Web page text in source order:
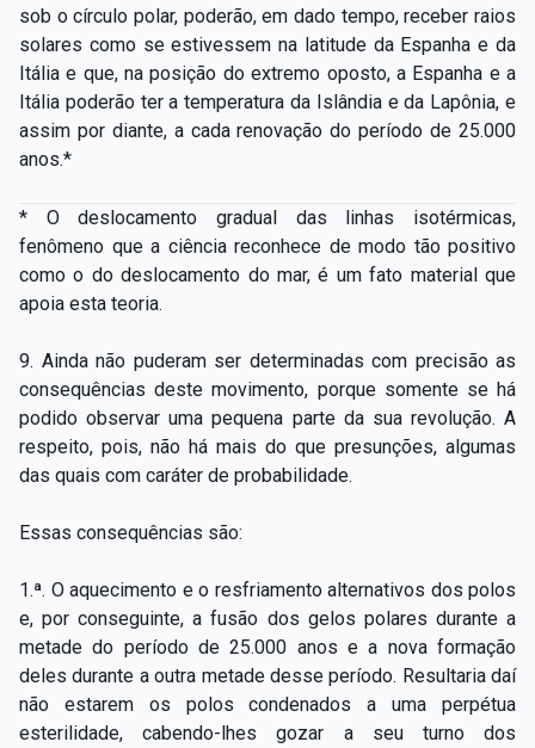
sob o círculo polar, poderão, em dado tempo, receber raios
solares como se estivessem na latitude da Espanha e da
Itália e que, na posição do extremo oposto, a Espanha e a
Itália poderão ter a temperatura da Islândia e da Lapônia, e
assim por diante, a cada renovação do período de 25.000
anos.*
* O deslocamento gradual das linhas isotérmicas,
fenômeno que a ciência reconhece de modo tão positivo
como o do deslocamento do mar, é um fato material que
apoia esta teoria.
9. Ainda não puderam ser determinadas com precisão as
consequências deste movimento, porque somente se há
podido observar uma pequena parte da sua revolução. A
respeito, pois, não há mais do que presunções, algumas
das quais com caráter de probabilidade.
Essas consequências são:
1.ª. O aquecimento e o resfriamento alternativos dos polos
e, por conseguinte, a fusão dos gelos polares durante a
metade do período de 25.000 anos e a nova formação
deles durante a outra metade desse período. Resultaria daí
não estarem os polos condenados a uma perpétua
esterilidade, cabendo­-lhes gozar a seu turno dos